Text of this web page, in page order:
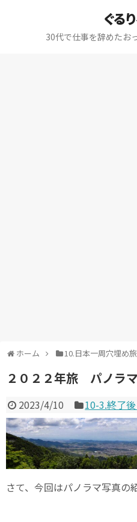
ぐる
30代で仕事を辞めたお
ホーム 10.日本一周穴埋め
２０２２年旅 パノラ
2023/4/10 10-3.終了
さて、今回はパノラマ写真の